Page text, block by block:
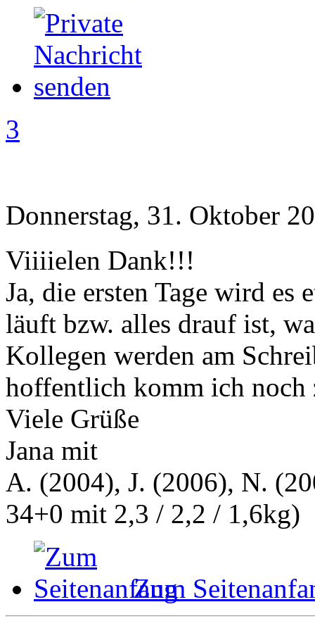
3
Donnerstag, 31. Oktober
Viiiielen Dank!!!
Ja, die ersten Tage wird es
läuft bzw. alles drauf ist,
Kollegen werden am
hoffentlich komm ich noch
Viele Grüße
Jana mit
A. (2004), J. (2006), N.
34+0 mit 2,3 / 2,2 / 1,6kg)
Zum